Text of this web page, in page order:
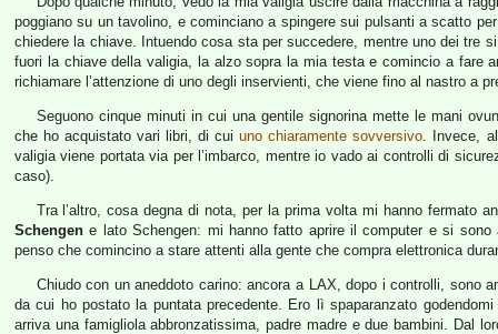
poggiano su un tavolino, e cominciano a spingere sui pulsanti a scatto
chiedere la chiave. Intuendo cosa sta per succedere, mentre uno dei tre
fuori la chiave della valigia, la alzo sopra la mia testa e comincio a fare
richiamare l’attenzione di uno degli inservienti, che viene fino al nastro a
Seguono cinque minuti in cui una gentile signorina mette le mani
che ho acquistato vari libri, di cuiuno chiaramente sovversivo. Invece,
valigia viene portata via per l’imbarco, mentre io vado ai controlli di
caso).
Tra l’altro, cosa degna di nota, per la prima volta mi hanno fermato
Schengen e lato Schengen: mi hanno fatto aprire il computer e si
penso che comincino a stare attenti alla gente che compra elettronica
Chiudo con un aneddoto carino: ancora a LAX, dopo i controlli, sono
da cui ho postato la puntata precedente. Ero lì spaparanzato
arriva una famigliola abbronzatissima, padre madre e due bambini. Dal